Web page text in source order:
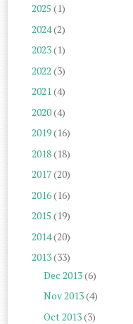
2025(1)
2024(2)
2023(1)
2022(3)
2021(4)
2020(4)
2019(16)
2018(18)
2017(20)
2016(16)
2015(19)
2014(20)
2013(33)
Dec 2013(6)
Nov 2013(4)
Oct 2013(3)